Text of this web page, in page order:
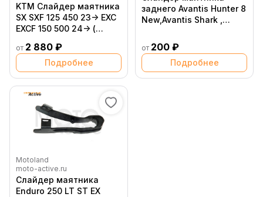
KTM Слайдер маятника
SX SXF 125 450 23-> EXC
EXCF 150 500 24-> (
от 2 880 ₽
Подробнее
заднего Avantis Hunter 8
New,Avantis Shark ,
от 200 ₽
Подробнее
Motoland
moto-active.ru
Слайдер маятника
Enduro 250 LT ST EX